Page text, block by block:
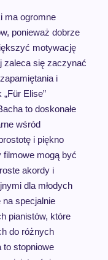
ma ogromne
ponieważ dobrze
motywację
zaleca się zaczynać
i
Elise”
to doskonałe
wśród
i piękno
filmowe mogą być
akordy i
dla młodych
specjalnie
pianistów, które
do różnych
to stopniowe